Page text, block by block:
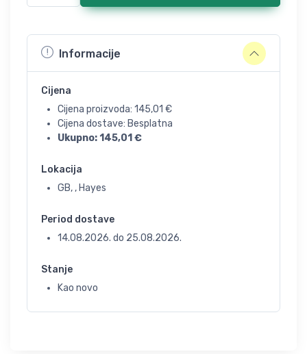
Informacije
Cijena
Cijena proizvoda: 145,01 €
Cijena dostave: Besplatna
Ukupno:145,01 €
Lokacija
GB, , Hayes
Period dostave
14.08.2026. do 25.08.2026.
Stanje
Kao novo